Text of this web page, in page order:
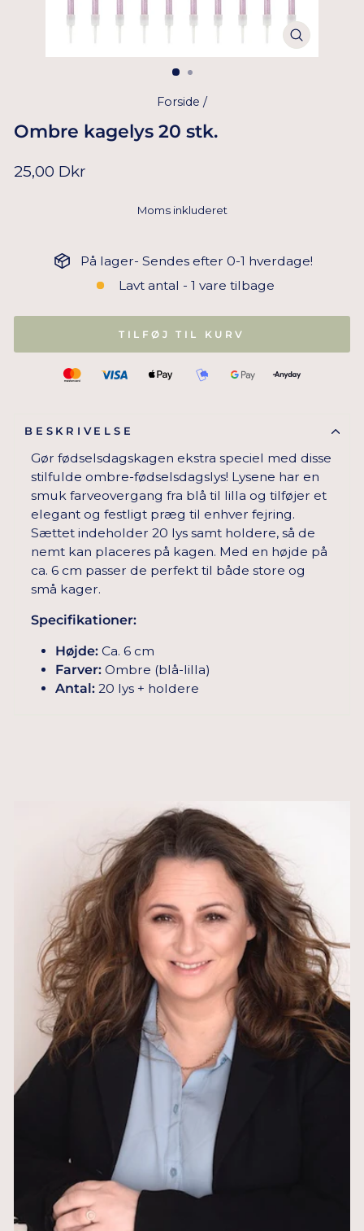
Forside /
Ombre kagelys 20 stk.
Normal
25,00 Dkr
Moms inkluderet
På lager- Sendes efter 0-1 hverdage!
Lavt antal - 1 vare tilbage
TILFØJ TIL KURV
BESKRIVELSE
Gør fødselsdagskagen ekstra speciel med disse
stilfulde ombre-fødselsdagslys! Lysene har en
smuk farveovergang fra blå til lilla og tilføjer et
elegant og festligt præg til enhver fejring.
Sættet indeholder 20 lys samt holdere, så de
nemt kan placeres på kagen. Med en højde på
ca. 6 cm passer de perfekt til både store og
små kager.
Specifikationer:
Højde: Ca. 6 cm
Farver: Ombre (blå-lilla)
Antal: 20 lys + holdere